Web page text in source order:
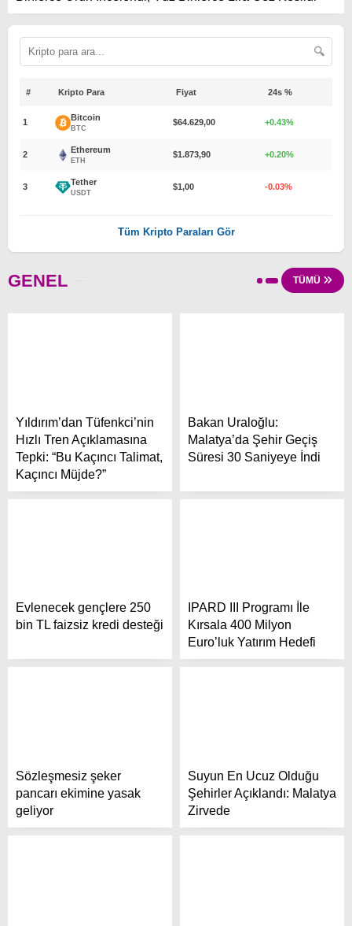
🔍
# Kripto Para Fiyat 24s %
1 Bitcoin
BTC
$64.629,00 +0.43%
2 Ethereum
ETH
$1.873,90 +0.20%
3 Tether
USDT
$1,00 -0.03%
Tüm Kripto Paraları Gör
GENEL TÜMÜ
Yıldırım’dan Tüfenkci’nin
Hızlı Tren Açıklamasına
Tepki: “Bu Kaçıncı Talimat,
Kaçıncı Müjde?”
Bakan Uraloğlu:
Malatya’da Şehir Geçiş
Süresi 30 Saniyeye İndi
Evlenecek gençlere 250
bin TL faizsiz kredi desteği
IPARD III Programı İle
Kırsala 400 Milyon
Euro’luk Yatırım Hedefi
Sözleşmesiz şeker
pancarı ekimine yasak
geliyor
Suyun En Ucuz Olduğu
Şehirler Açıklandı: Malatya
Zirvede